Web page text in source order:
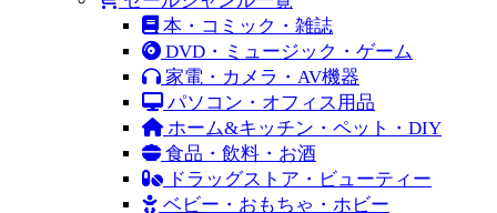
本・コミック・雑誌
DVD・ミュージック・ゲーム
家電・カメラ・AV機器
パソコン・オフィス用品
ホーム&キッチン・ペット・DIY
食品・飲料・お酒
ドラッグストア・ビューティー
ベビー・おもちゃ・ホビー